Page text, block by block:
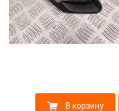
В корзину